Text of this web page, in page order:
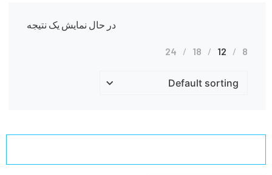
در حال نمایش یک نتیجه
8
12
18
24